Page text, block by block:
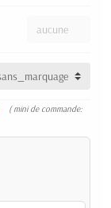
( mini de commande: